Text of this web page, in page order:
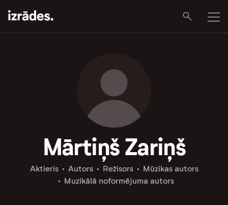
Mārtiņš Zariņš
Aktieris Autors Režisors
Mūzikas autors
Muzikālā noformējuma autors